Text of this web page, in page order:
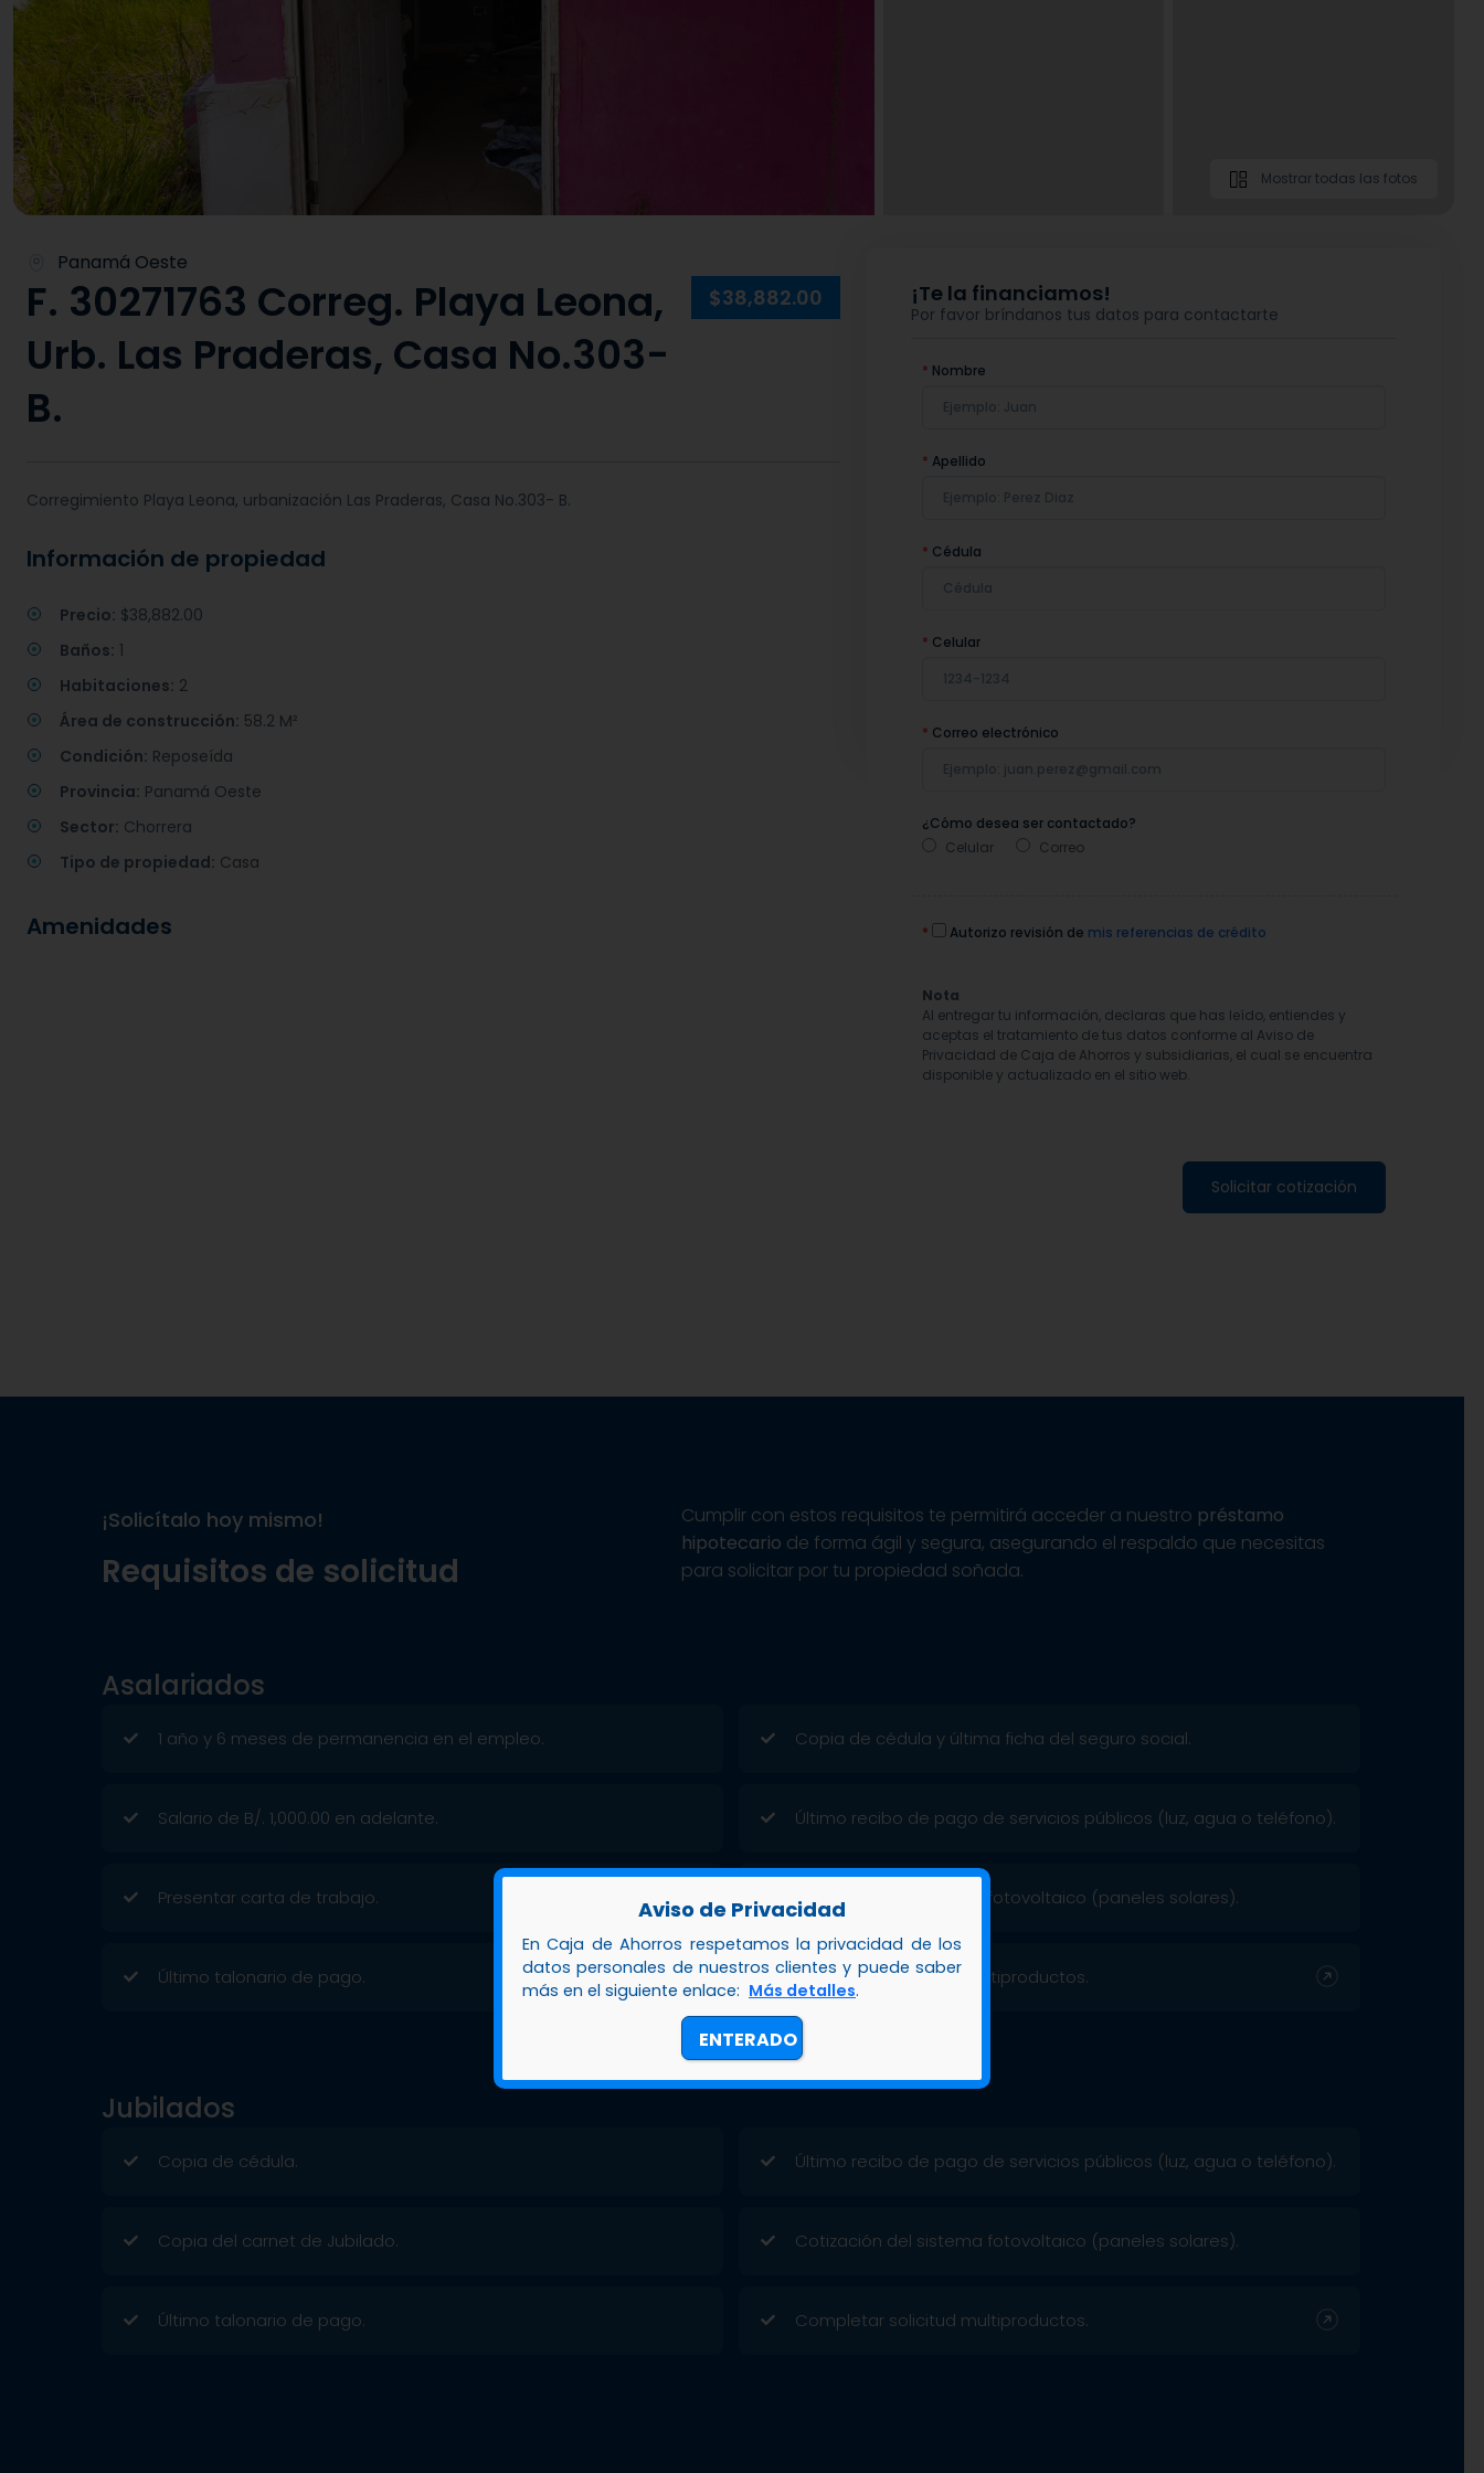
Mostrar todas las fotos
Panamá Oeste
F. 30271763 Correg. Playa Leona,
Urb. Las Praderas, Casa No.303-
B.
$38,882.00
Corregimiento Playa Leona, urbanización Las Praderas, Casa No.303- B.
Información de propiedad
Precio: $38,882.00
Baños: 1
Habitaciones: 2
Área de construcción: 58.2 M²
Condición: Reposeída
Provincia: Panamá Oeste
Sector: Chorrera
Tipo de propiedad: Casa
Amenidades
¡Te la financiamos!
Por favor bríndanos tus datos para contactarte
* Nombre
* Apellido
* Cédula
* Celular
* Correo electrónico
¿Cómo desea ser contactado?
Celular
Correo
* Autorizo revisión de mis referencias de crédito
Nota
Al entregar tu información, declaras que has leído, entiendes y
aceptas el tratamiento de tus datos conforme al Aviso de
Privacidad de Caja de Ahorros y subsidiarias, el cual se encuentra
disponible y actualizado en el sitio web.
Solicitar cotización
¡Solicítalo hoy mismo!
Requisitos de solicitud
Cumplir con estos requisitos te permitirá acceder a nuestro préstamo
hipotecario de forma ágil y segura, asegurando el respaldo que necesitas
para solicitar por tu propiedad soñada.
Asalariados
1 año y 6 meses de permanencia en el empleo.
Salario de B/. 1,000.00 en adelante.
Presentar carta de trabajo.
Último talonario de pago.
Copia de cédula y última ficha del seguro social.
Último recibo de pago de servicios públicos (luz, agua o teléfono).
Cotización del sistema fotovoltaico (paneles solares).
Completar solicitud multiproductos.
Jubilados
Copia de cédula.
Copia del carnet de Jubilado.
Último talonario de pago.
Último recibo de pago de servicios públicos (luz, agua o teléfono).
Cotización del sistema fotovoltaico (paneles solares).
Completar solicitud multiproductos.
Aviso de Privacidad
En Caja de Ahorros respetamos la privacidad de los
datos personales de nuestros clientes y puede saber
más en el siguiente enlace: Más detalles.
ENTERADO